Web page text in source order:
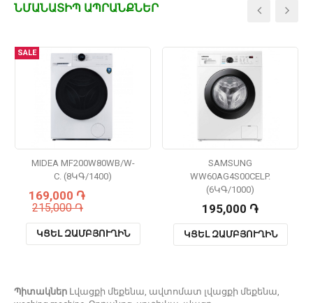
ՆՄԱՆԱՏԻՊ ԱՊՐԱՆՔՆԵՐ
SALE
MIDEA MF200W80WB/W-
C. (8ԿԳ/1400)
169,000 ֏
215,000 ֏
ԿՑԵԼ ԶԱՄԲՅՈՒՂԻՆ
SAMSUNG
WW60AG4S00CELP.
(6ԿԳ/1000)
195,000 ֏
ԿՑԵԼ ԶԱՄԲՅՈՒՂԻՆ
Պիտակներ Լվացքի մեքենա ավտոմատ լվացքի մեքենա